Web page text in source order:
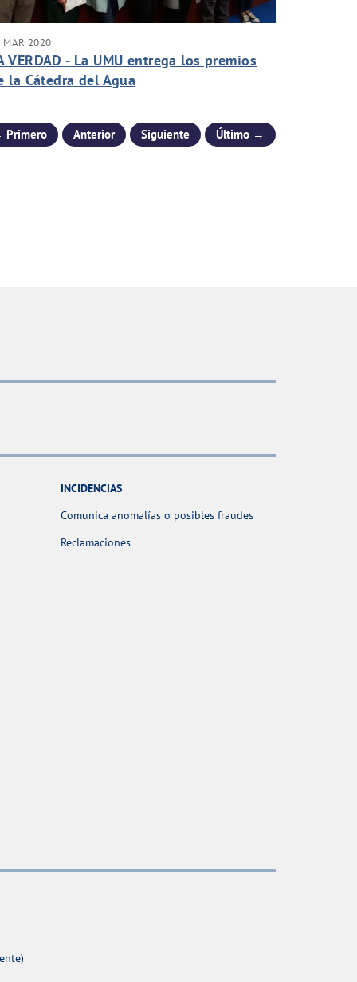
MAR 2020
VERDAD - La UMU entrega los premios
la Cátedra del Agua
Anterior Siguiente Último →
INCIDENCIAS
Comunica anomalías o posibles fraudes
Reclamaciones